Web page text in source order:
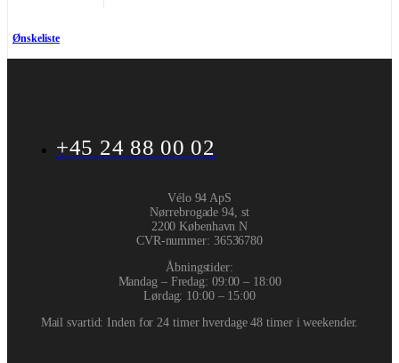
Ønskeliste
+45 24 88 00 02
Vélo 94 ApS
Nørrebrogade 94, st
2200 København N
CVR-nummer: 36536780
Åbningstider:
Mandag – Fredag: 09:00 – 18:00
Lørdag: 10:00 – 15:00
Mail svartid: Inden for 24 timer hverdage 48 timer i weekender.